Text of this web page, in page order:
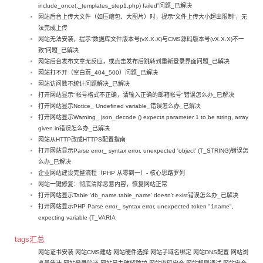
include_once(._templates_step1.php) failed”问题_已解决
网站后台上传大文件（如压缩包、大图片）时，提示“文件上传大小超出限制”，无
法完成上传
网站无法安装，提示“数据库文件版本号(vX.X.X)与CMS源码版本号(vX.X.X)不一
致”问题_已解决
网站后台发布文章无反应，或点击发布后跳转到重新登录界面问题_已解决
网站打不开（空白页_404_500）问题_已解决
网站访问数不统计问题解决_已解决
打开网站显示"帐号格式不正确，请输入正确的邮箱帐号"错误怎么办_已解决
打开网站显示Notice_ Undefined variable_错误怎么办_已解决
打开网站显示Warning_ json_decode () expects parameter 1 to be string, array
given in错误怎么办_已解决
网站从HTTP改成HTTPS配置指南
打开网站显示Parse error_ syntax error, unexpected 'object' (T_STRING)错误怎
么办_已解决
企业网站建设完整流程（PHP 从零到一）- 核心思路罗列
网站一键修复：彻底清除恶意内容，恢复网站正常
打开网站显示Table 'db_name.table_name' doesn't exist错误怎么办_已解决
打开网站显示PHP Parse error_ syntax error, unexpected token "1name",
expecting variable (T_VARIA
tags汇总
网站证书安装 网站CMS建站 网站硬件选择 网站子域名绑定 网站DNS配置 网站浏